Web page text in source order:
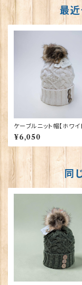
最
ケーブルニット帽【ホワイ
an Traditions 00213-
〔HAT-469〕
¥6,050
同